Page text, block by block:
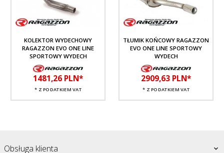
KOLEKTOR WYDECHOWY
RAGAZZON EVO ONE LINE
SPORTOWY WYDECH
1481,26 PLN*
* Z PODATKIEM VAT
TŁUMIK KOŃCOWY RAGAZZON
EVO ONE LINE SPORTOWY
WYDECH
2909,63 PLN*
* Z PODATKIEM VAT
Obsługa klienta